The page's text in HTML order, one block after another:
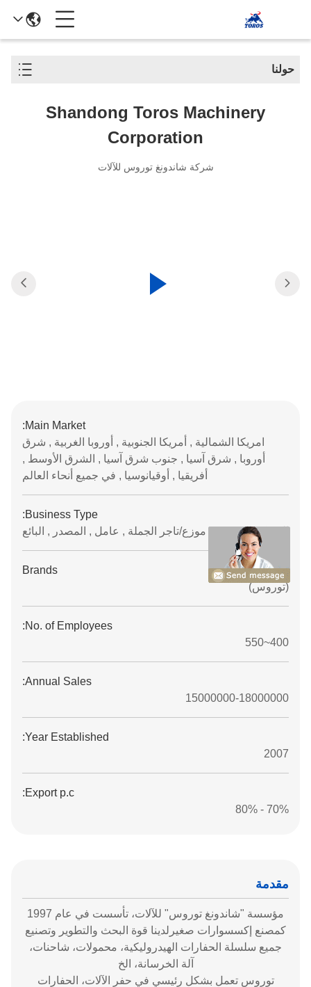
حولنا
Shandong Toros Machinery
Corporation
شركة شاندونغ توروس للآلات
Main Market:
امريكا الشمالية , أمريكا الجنوبية , أوروبا الغربية , شرق
أوروبا , شرق آسيا , جنوب شرق آسيا , الشرق الأوسط ,
أفريقيا , أوقيانوسيا , في جميع أنحاء العالم
Business Type:
الشركة المصنعة , موزع/تاجر الجملة , عامل , المصدر , البائع
Brands
(توروس)
No. of Employees:
400~550
Annual Sales:
15000000-18000000
Year Established:
2007
Export p.c:
70% - 80%
مقدمة
مؤسسة "شاندونغ توروس" للآلات، تأسست في عام 1997
كمصنع إكسسوارات صغيرلدينا قوة البحث والتطوير وتصنيع
جميع سلسلة الحفارات الهيدروليكية، محمولات، شاحنات،
آلة الخرسانة، الخ
توروس تعمل بشكل رئيسي في حفر الآلات، الحفارات